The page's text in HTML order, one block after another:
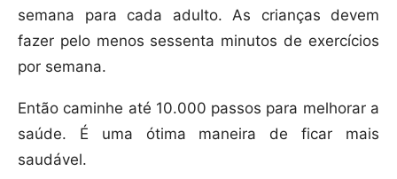
semana para cada adulto. As crianças devem
fazer pelo menos sessenta minutos de exercícios
por semana.
Então caminhe até 10.000 passos para melhorar a
saúde. É uma ótima maneira de ficar mais
saudável.